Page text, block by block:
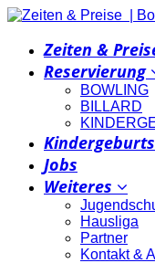
Zeiten &
Reservierung
BOWLING
BILLARD
Jobs
Weiteres
Hausliga
Partner
Kontakt &